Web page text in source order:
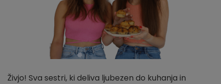
Živjo! Sva sestri, ki deliva ljubezen do kuhanja in